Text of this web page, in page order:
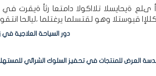
ةيحايسلا تلااكولا دامتعا رثأ ةيقرت في
دور السياحة العلاجية في
العرض للمنتجات في تحفيز السلوك الشرائي